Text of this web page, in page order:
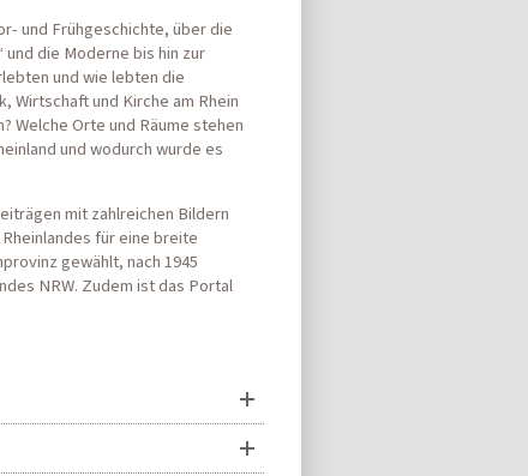
und Frühgeschichte, über die
die Moderne bis hin zur
und wie lebten die
Wirtschaft und Kirche am Rhein
Welche Orte und Räume stehen
und wodurch wurde es
mit zahlreichen Bildern
für eine breite
gewählt, nach 1945
NRW. Zudem ist das Portal